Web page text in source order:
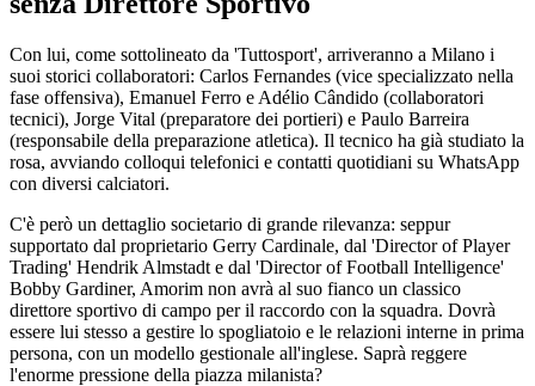
Con lui, come sottolineato da 'Tuttosport', arriveranno a Milano i
suoi storici collaboratori: Carlos Fernandes (vice specializzato nella
fase offensiva), Emanuel Ferro e Adélio Cândido (collaboratori
tecnici), Jorge Vital (preparatore dei portieri) e Paulo Barreira
(responsabile della preparazione atletica). Il tecnico ha già studiato la
rosa, avviando colloqui telefonici e contatti quotidiani su WhatsApp
con diversi calciatori.
C'è però un dettaglio societario di grande rilevanza: seppur
supportato dal proprietario Gerry Cardinale, dal 'Director of Player
Trading' Hendrik Almstadt e dal 'Director of Football Intelligence'
Bobby Gardiner, Amorim non avrà al suo fianco un classico
direttore sportivo di campo per il raccordo con la squadra. Dovrà
essere lui stesso a gestire lo spogliatoio e le relazioni interne in prima
persona, con un modello gestionale all'inglese. Saprà reggere
l'enorme pressione della piazza milanista?